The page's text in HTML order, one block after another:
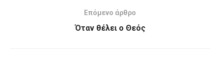
Επόμενο άρθρο
Όταν θέλει ο Θεός